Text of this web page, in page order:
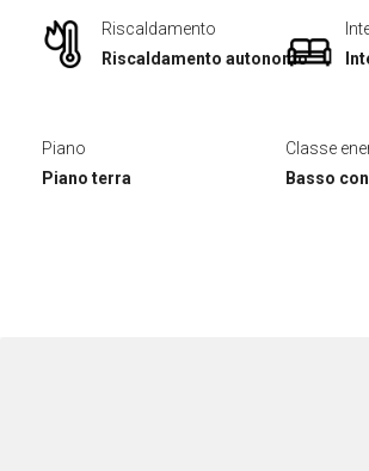
Riscaldamento
Riscaldamento autonomo
Piano
Piano terra
Classe
Basso